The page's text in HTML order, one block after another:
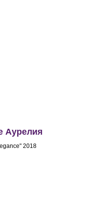
Аурелия
2018